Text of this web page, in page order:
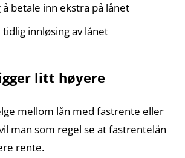
betale inn ekstra på lånet
tidlig innløsing av lånet
litt høyere
mellom lån med fastrente eller
man som regel se at fastrentelån
rente.